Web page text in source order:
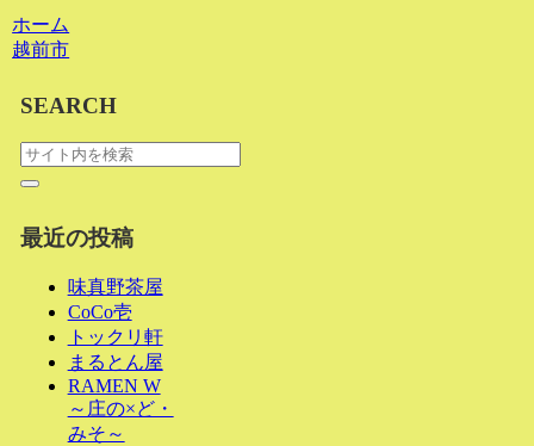
ホーム
越前市
SEARCH
最近の投稿
味真野茶屋
CoCo壱
トックリ軒
まるとん屋
RAMEN W
～庄の×ど・
みそ～